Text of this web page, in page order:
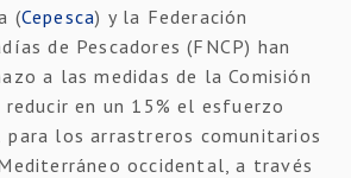
(Cepesca) y la Federación
de Pescadores (FNCP) han
a las medidas de la Comisión
reducir en un 15% el esfuerzo
para los arrastreros comunitarios
occidental, a través